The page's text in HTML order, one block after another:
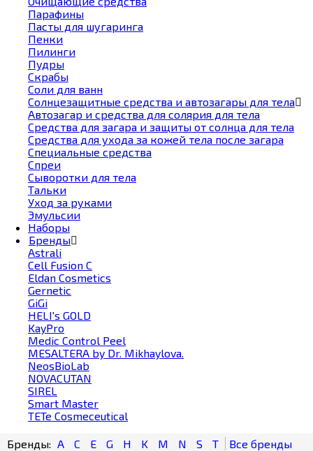
Парафины
Пасты для шугаринга
Пенки
Пилинги
Пудры
Скрабы
Соли для ванн
Солнцезащитные средства и автозагары для тела
Автозагар и средства для солярия для тела
Средства для загара и защиты от солнца для тела
Средства для ухода за кожей тела после загара
Специальные средства
Спреи
Сыворотки для тела
Тальки
Уход за руками
Эмульсии
Наборы
Бренды
Astrali
Cell Fusion С
Eldan Cosmetics
Gernetic
GiGi
HELI's GOLD
KayPro
Medic Control Peel
MESALTERA by Dr. Mikhaylova.
NeosBioLab
NOVACUTAN
SIREL
Smart Master
TETe Cosmeceutical
A C E G H K M N S T